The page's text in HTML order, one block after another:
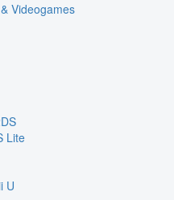
Videogames
Lite
U